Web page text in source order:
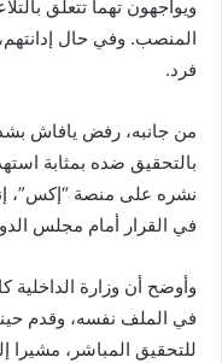
ويواجهون تهما تتعلق
فرد.
من جانبه، رفض يافاش
بالتحقيق ضده بمثابة
نشره على منصة “إكس”،
في القرار أمام مجلس
وأوضح أن وزارة
في الملف نفسه، وقدم
للتحقيق المباشر، مشيرا